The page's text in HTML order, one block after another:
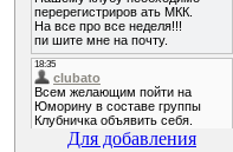
Для добавления